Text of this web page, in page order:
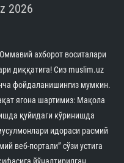
2026
ахборот воситалари
диққатига! Сиз muslim.uz
фойдаланишингиз мумкин.
ягона шартимиз: Мақола
қуйидаги кўринишда
идораси расмий
веб-портали” сўзи устига
йўналтирилган